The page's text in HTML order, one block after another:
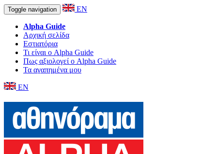
Toggle navigation EN
Alpha Guide
Αρχική σελίδα
Εστιατόρια
Τι είναι ο Alpha Guide
Πως αξιολογεί ο Alpha Guide
Τα αγαπημένα μου
EN